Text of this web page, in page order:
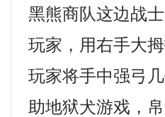
黑熊商队这边战
玩家，用右手大
玩家将手中强弓
助地狱犬游戏，